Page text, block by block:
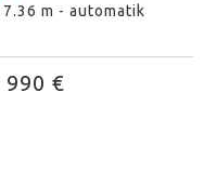
m - automatik
990 €